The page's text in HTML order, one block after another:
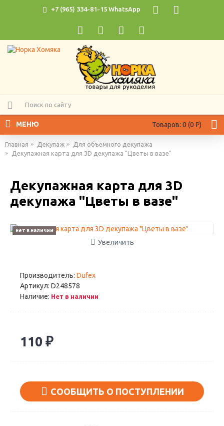
+7 (965) 334-81-15 WhatsApp
Товаров: 0 (0 ₽)
МЕНЮ
Главная Декупаж
Для объемного декупажа
Декупажная карта для 3D декупажа "Цветы в вазе"
Декупажная карта для 3D
декупажа "Цветы в вазе"
нет в наличии
Увеличить
Производитель: Dufex
Артикул: D248578
Наличие: Нет в наличии
110 ₽
СООБЩИТЬ О ПОСТУПЛЕНИИ